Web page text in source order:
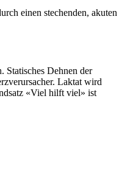
einen stechenden, akuten
Statisches Dehnen der
Laktat wird
«Viel hilft viel» ist